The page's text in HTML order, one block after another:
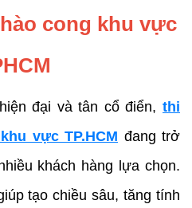
cong khu vực
đại và tân cổ điển, thi
vực TP.HCM đang trở
khách hàng lựa chọn.
tạo chiều sâu, tăng tính